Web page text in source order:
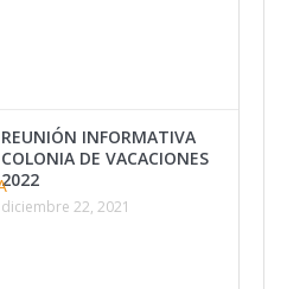
REUNIÓN INFORMATIVA
COLONIA DE VACACIONES
2022
diciembre 22, 2021